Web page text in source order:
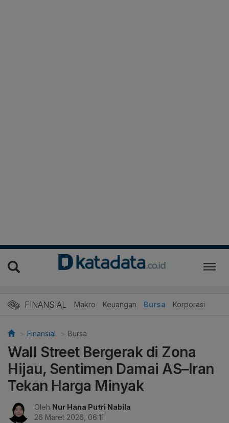
FINANSIAL Makro Keuangan Bursa Korporasi
Finansial Bursa
Wall Street Bergerak di Zona
Hijau, Sentimen Damai AS–Iran
Tekan Harga Minyak
Oleh Nur Hana Putri Nabila
26 Maret 2026, 06:11